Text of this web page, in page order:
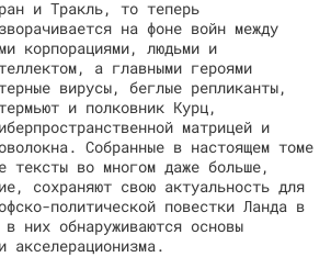
и Тракль, то теперь
на фоне войн между
корпорациями, людьми и
а главными героями
вирусы, беглые репликанты,
и полковник Курц,
матрицей и
Собранные в настоящем томе
тексты во многом даже больше,
сохраняют свою актуальность для
политической повестки Ланда в
них обнаруживаются основы
акселерационизма.